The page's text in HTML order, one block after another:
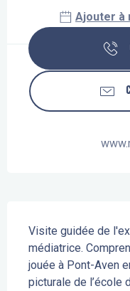
Ajouter à
Visite guidée de
médiatrice.
jouée à Pont-Aven
picturale de l’école